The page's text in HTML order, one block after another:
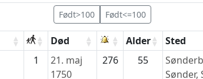
Født>100 Født<=100
Død Alder
Sted
1
21. maj
1750
276 55
Sønder,